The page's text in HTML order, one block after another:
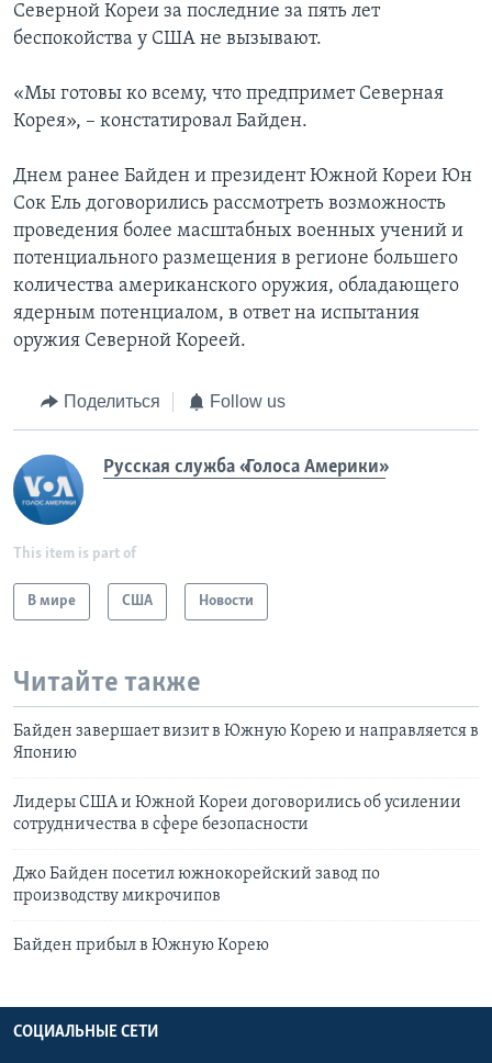
Северной Кореи за последние за пять лет
беспокойства у США не вызывают.
«Мы готовы ко всему, что предпримет Северная
Корея», – констатировал Байден.
Днем ранее Байден и президент Южной Кореи Юн
Сок Ель договорились рассмотреть возможность
проведения более масштабных военных учений и
потенциального размещения в регионе большего
количества американского оружия, обладающего
ядерным потенциалом, в ответ на испытания
оружия Северной Кореей.
Поделиться Follow us
Русская служба «Голоса Америки»
This item is part of
В мире США Новости
Читайте также
Байден завершает визит в Южную Корею и направляется в
Японию
Лидеры США и Южной Кореи договорились об усилении
сотрудничества в сфере безопасности
Джо Байден посетил южнокорейский завод по
производству микрочипов
Байден прибыл в Южную Корею
СОЦИАЛЬНЫЕ СЕТИ